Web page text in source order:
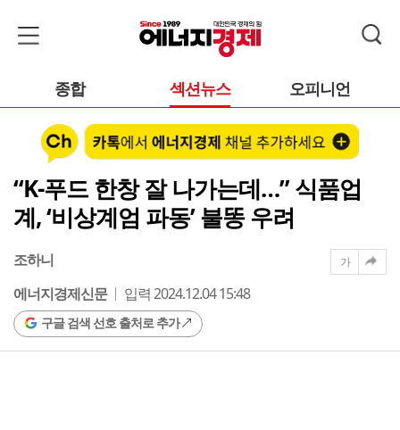
종합 섹션뉴스 오피니언
“K-푸드 한창 잘 나가는데…” 식품업
계, ‘비상계엄 파동’ 불똥 우려
조하니
에너지경제신문
입력 2024.12.04 15:48
구글 검색 선호 출처로 추가
가